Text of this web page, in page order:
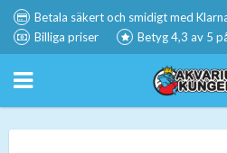
Betala säkert och smidigt med
Billiga priser
Betyg 4,3 av 5